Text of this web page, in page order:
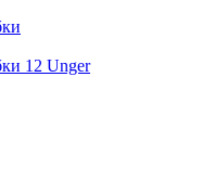
12 Unger